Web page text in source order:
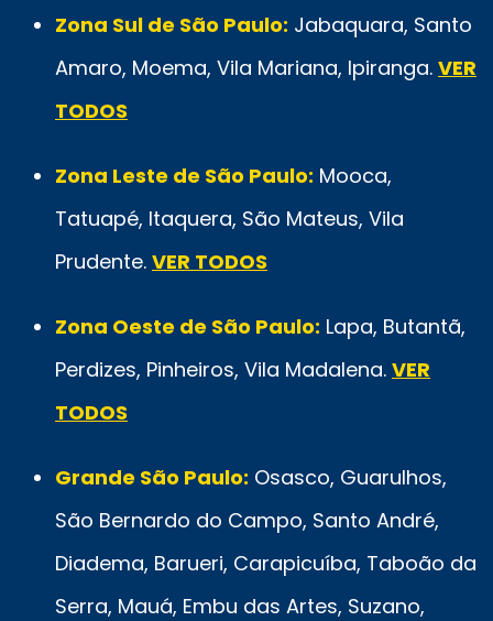
Zona Sul de São Paulo: Jabaquara, Santo
Amaro, Moema, Vila Mariana, Ipiranga. VER
TODOS
Zona Leste de São Paulo: Mooca,
Tatuapé, Itaquera, São Mateus, Vila
Prudente. VER TODOS
Zona Oeste de São Paulo: Lapa, Butantã,
Perdizes, Pinheiros, Vila Madalena. VER
TODOS
Grande São Paulo: Osasco, Guarulhos,
São Bernardo do Campo, Santo André,
Diadema, Barueri, Carapicuíba, Taboão da
Serra, Mauá, Embu das Artes, Suzano,